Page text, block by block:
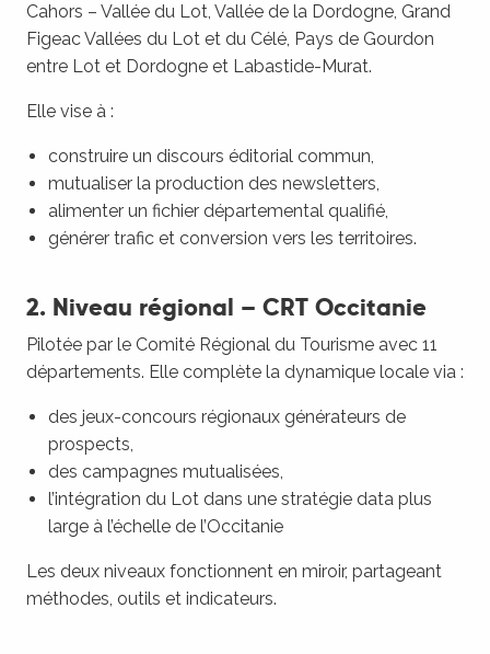
Cahors – Vallée du Lot, Vallée de la Dordogne, Grand
Figeac Vallées du Lot et du Célé, Pays de Gourdon
entre Lot et Dordogne et Labastide-Murat.
Elle vise à :
construire un discours éditorial commun,
mutualiser la production des newsletters,
alimenter un fichier départemental qualifié,
générer trafic et conversion vers les territoires.
2. Niveau régional – CRT Occitanie
Pilotée par le Comité Régional du Tourisme avec 11
départements. Elle complète la dynamique locale via :
des jeux-concours régionaux générateurs de
prospects,
des campagnes mutualisées,
l’intégration du Lot dans une stratégie data plus
large à l’échelle de l’Occitanie
Les deux niveaux fonctionnent en miroir, partageant
méthodes, outils et indicateurs.